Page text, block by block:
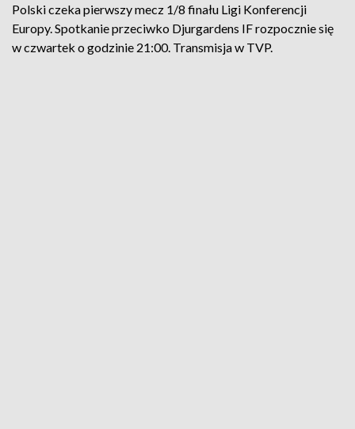
Polski czeka pierwszy mecz 1/8 finału Ligi Konferencji
Europy. Spotkanie przeciwko Djurgardens IF rozpocznie się
w czwartek o godzinie 21:00. Transmisja w TVP.